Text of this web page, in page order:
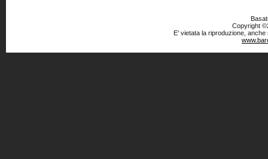
Copyright
E' vietata la riproduzione,